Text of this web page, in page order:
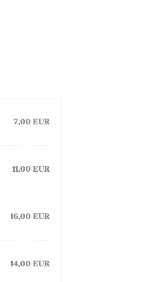
7,00 EUR
11,00 EUR
16,00 EUR
14,00 EUR